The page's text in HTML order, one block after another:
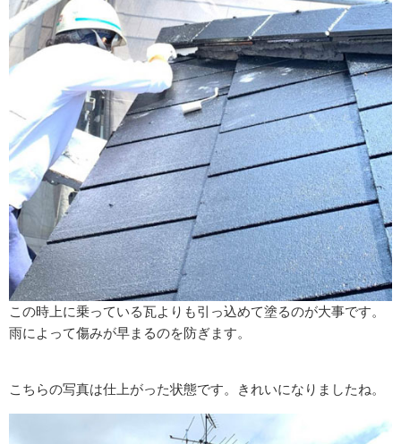
この時上に乗っている瓦よりも引っ込めて塗るのが大事です。
雨によって傷みが早まるのを防ぎます。
こちらの写真は仕上がった状態です。きれいになりましたね。